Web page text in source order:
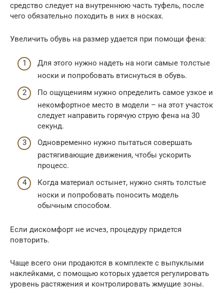
средство следует на внутреннюю часть туфель, после
чего обязательно походить в них в носках.
Увеличить обувь на размер удается при помощи фена:
Для этого нужно надеть на ноги самые толстые
носки и попробовать втиснуться в обувь.
По ощущениям нужно определить самое узкое и
некомфортное место в модели – на этот участок
следует направить горячую струю фена на 30
секунд.
Одновременно нужно пытаться совершать
растягивающие движения, чтобы ускорить
процесс.
Когда материал остынет, нужно снять толстые
носки и попробовать поносить модель
обычным способом.
Если дискомфорт не исчез, процедуру придется
повторить.
Чаще всего они продаются в комплекте с выпуклыми
наклейками, с помощью которых удается регулировать
уровень растяжения и контролировать жмущие зоны.